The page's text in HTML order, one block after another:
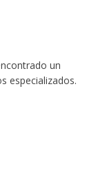
un
especializados.